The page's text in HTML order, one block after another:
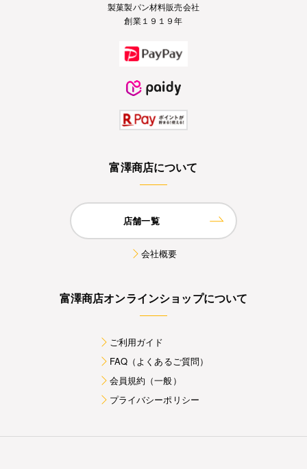
製菓製パン材料販売会社
創業１９１９年
富澤商店について
店舗一覧
会社概要
富澤商店オンラインショップについて
ご利用ガイド
FAQ（よくあるご質問）
会員規約（一般）
プライバシーポリシー